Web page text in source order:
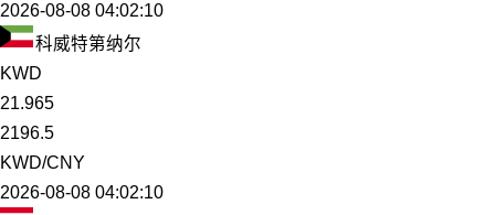
2026-08-08 04:02:10
科威特第纳尔
KWD
21.965
2196.5
KWD/CNY
2026-08-08 04:02:10